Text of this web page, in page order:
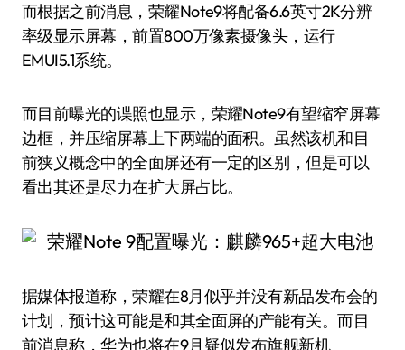
而根据之前消息，荣耀Note9将配备6.6英寸2K分辨
率级显示屏幕，前置800万像素摄像头，运行
EMUI5.1系统。
而目前曝光的谍照也显示，荣耀Note9有望缩窄屏幕
边框，并压缩屏幕上下两端的面积。虽然该机和目
前狭义概念中的全面屏还有一定的区别，但是可以
看出其还是尽力在扩大屏占比。
据媒体报道称，荣耀在8月似乎并没有新品发布会的
计划，预计这可能是和其全面屏的产能有关。而目
前消息称，华为也将在9月疑似发布旗舰新机